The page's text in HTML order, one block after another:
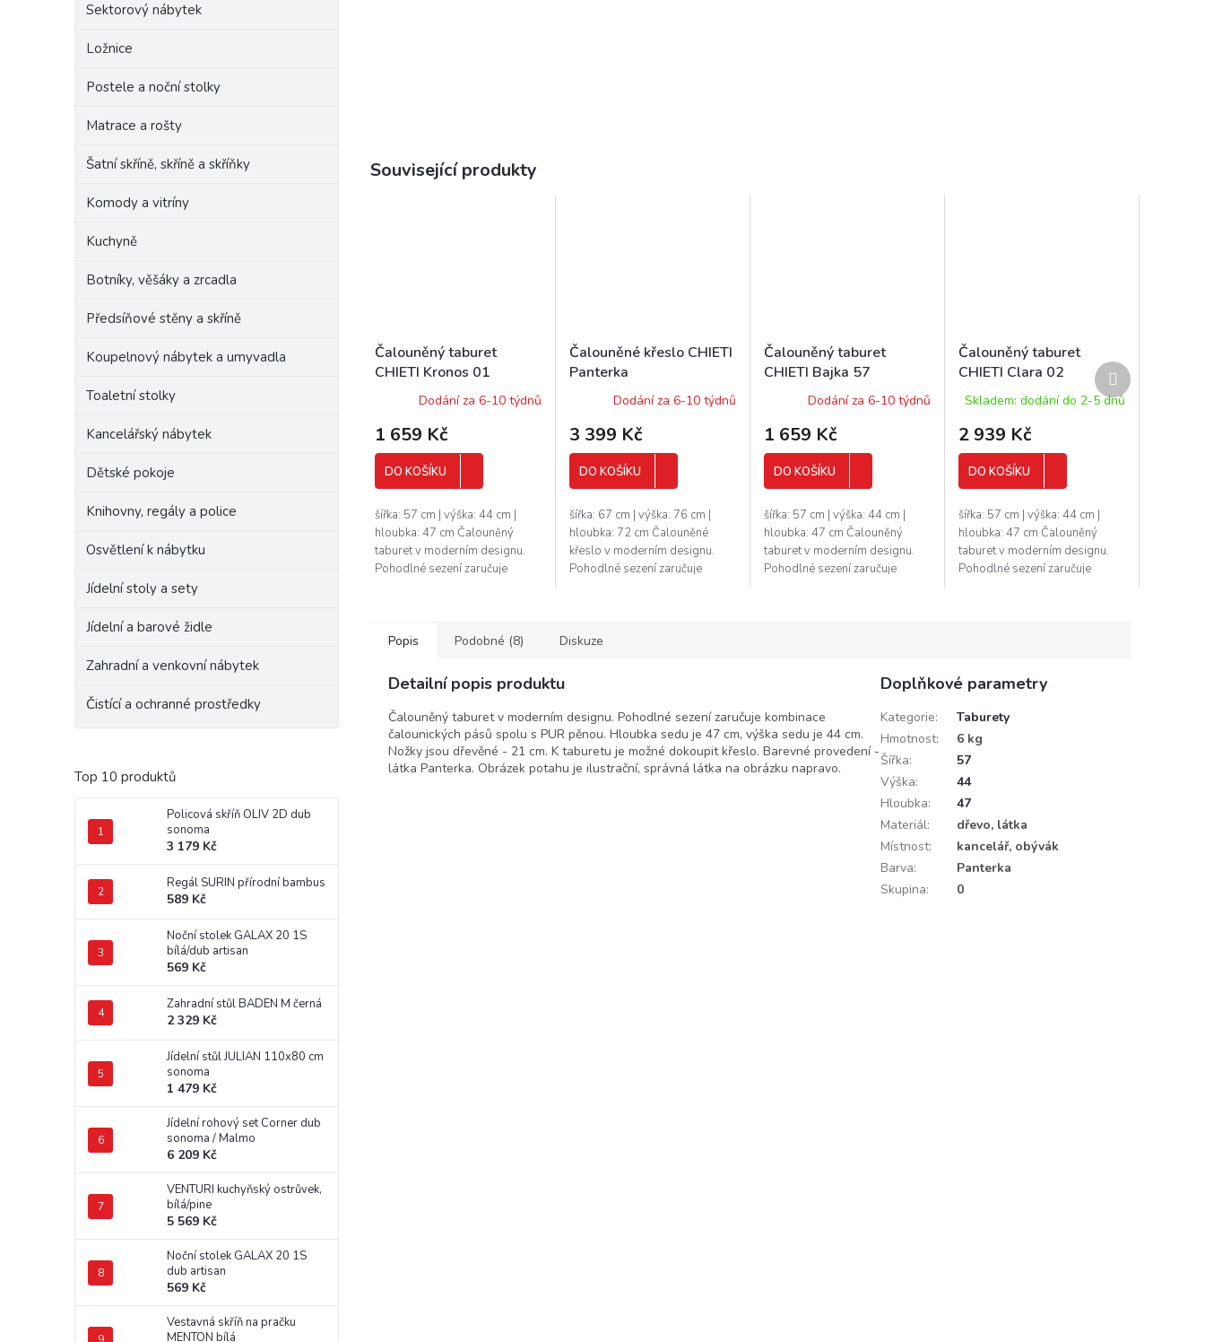
Sektorový nábytek
Ložnice
Postele a noční stolky
Matrace a rošty
Šatní skříně, skříně a skříňky
Komody a vitríny
Kuchyně
Botníky, věšáky a zrcadla
Předsíňové stěny a skříně
Koupelnový nábytek a umyvadla
Toaletní stolky
Kancelářský nábytek
Dětské pokoje
Knihovny, regály a police
Osvětlení k nábytku
Jídelní stoly a sety
Jídelní a barové židle
Zahradní a venkovní nábytek
Čistící a ochranné prostředky
Top 10 produktů
Policová skříň OLIV 2D dub
sonoma
3 179 Kč
Regál SURIN přírodní bambus
589 Kč
Noční stolek GALAX 20 1S
bílá/dub artisan
569 Kč
Zahradní stůl BADEN M černá
2 329 Kč
Jídelní stůl JULIAN 110x80 cm
sonoma
1 479 Kč
Jídelní rohový set Corner dub
sonoma / Malmo
6 209 Kč
VENTURI kuchyňský ostrůvek,
bílá/pine
5 569 Kč
Noční stolek GALAX 20 1S
dub artisan
569 Kč
Vestavná skříň na pračku
MENTON bílá
Související produkty
Čalouněný taburet
CHIETI Kronos 01
Dodání za 6-10 týdnů
1 659 Kč
DO KOŠÍKU
šířka: 57 cm | výška: 44 cm |
hloubka: 47 cm Čalouněný
taburet v moderním designu.
Pohodlné sezení zaručuje
Čalouněné křeslo CHIETI
Panterka
Dodání za 6-10 týdnů
3 399 Kč
DO KOŠÍKU
šířka: 67 cm | výška: 76 cm |
hloubka: 72 cm Čalouněné
křeslo v moderním designu.
Pohodlné sezení zaručuje
Čalouněný taburet
CHIETI Bajka 57
Dodání za 6-10 týdnů
1 659 Kč
DO KOŠÍKU
šířka: 57 cm | výška: 44 cm |
hloubka: 47 cm Čalouněný
taburet v moderním designu.
Pohodlné sezení zaručuje
Čalouněný taburet
CHIETI Clara 02
Skladem: dodání do 2-5 dnů
2 939 Kč
DO KOŠÍKU
šířka: 57 cm | výška: 44 cm |
hloubka: 47 cm Čalouněný
taburet v moderním designu.
Pohodlné sezení zaručuje
Další
produkt
Popis Podobné (8) Diskuze
Detailní popis produktu
Čalouněný taburet v moderním designu. Pohodlné sezení zaručuje kombinace
čalounických pásů spolu s PUR pěnou. Hloubka sedu je 47 cm, výška sedu je 44 cm.
Nožky jsou dřevěné - 21 cm. K taburetu je možné dokoupit křeslo. Barevné provedení -
látka Panterka. Obrázek potahu je ilustrační, správná látka na obrázku napravo.
Doplňkové parametry
Kategorie:
Taburety
Hmotnost:
6 kg
Šířka:
57
Výška:
44
Hloubka:
47
Materiál:
dřevo, látka
Místnost:
kancelář, obývák
Barva:
Panterka
Skupina: 0